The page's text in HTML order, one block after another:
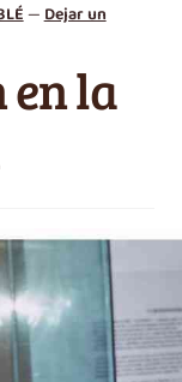
—Dejar un
en la